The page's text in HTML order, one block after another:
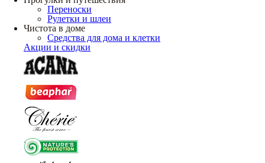
Переноски
Рулетки и шлеи
Чистота в доме
Средства для дома и клетки
Акции и скидки